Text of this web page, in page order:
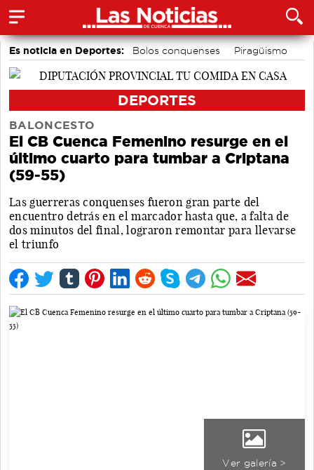
Es noticia en Deportes: Bolos conquenses
Piragüismo
Bádminton
Motor
DEPORTES
BALONCESTO
El CB Cuenca Femenino resurge en el
último cuarto para tumbar a Criptana
(59-55)
Las guerreras conquenses fueron gran parte del
encuentro detrás en el marcador hasta que, a falta de
dos minutos del final, lograron remontar para llevarse
el triunfo
Ver galería >